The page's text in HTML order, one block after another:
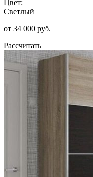
Цвет:
Светлый
от 34 000 руб.
Рассчитать